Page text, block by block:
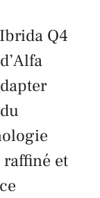
Q4
Alfa
et